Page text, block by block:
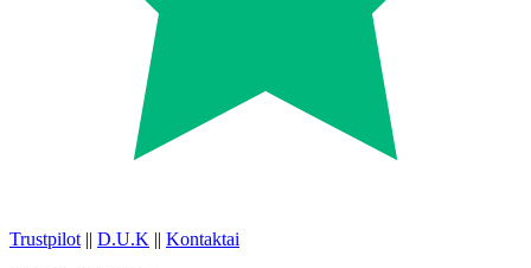
Trustpilot || D.U.K || Kontaktai